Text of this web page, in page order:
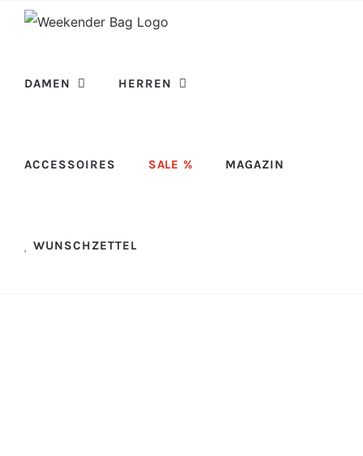
Skip
DAMEN HERREN
ACCESSOIRES SALE % MAGAZIN
WUNSCHZETTEL